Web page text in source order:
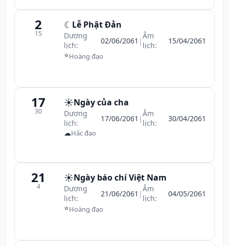
2
15
☾ Lễ Phật Đản
Dương
lịch:
02/06/2061 |Âm
lịch:
15/04/2061
⭐Hoàng đạo
17
30
☀️Ngày của cha
Dương
lịch:
17/06/2061 |Âm
lịch:
30/04/2061
☁Hắc đạo
21
4
☀️Ngày báo chí Việt Nam
Dương
lịch:
21/06/2061 |Âm
lịch:
04/05/2061
⭐Hoàng đạo